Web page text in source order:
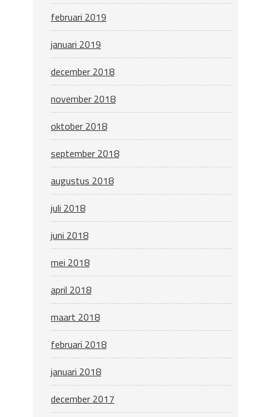
februari 2019
januari 2019
december 2018
november 2018
oktober 2018
september 2018
augustus 2018
juli 2018
juni 2018
mei 2018
april 2018
maart 2018
februari 2018
januari 2018
december 2017